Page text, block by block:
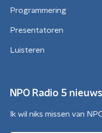
Programmering
Presentatoren
Luisteren
NPO Radio 5
Ik wil niks missen van